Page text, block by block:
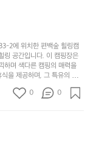
튼
을
조
용
히
이
의
아
주
미
럽
게
이
어
주
리
를
잡
았
는
는 매주 특별한 바비큐 파
미각을 만족시켜 줍니다.
에 최근 몇 년 사이에 특히
예약이 빠르게 차는 만큼
간에서 가족 및 사랑하는 사
크 글램핑은 언젠가 반드시
2에 위치한 편백숲 힐링캠
링 공간입니다. 이 캠핑장은
하며 색다른 캠핑의 매력을
을 제공하며, 그 특유의 아로
맞으며 조용한 숲속에서의 커
합니다. 편백숲 힐링캠프는
양한 생태계를 체험해보는
기며 별빛 아래서 시간을 보
자는 항상 방문객의 편안함
0 0